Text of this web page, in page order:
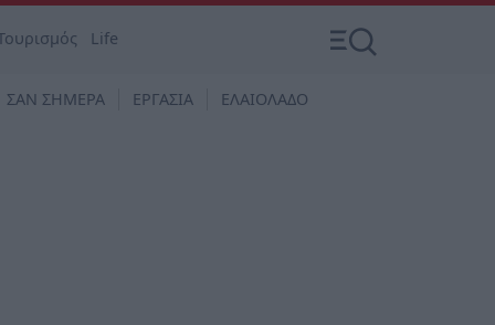
Life
ΣΑΝ ΣΗΜΕΡΑ ΕΡΓΑΣΙΑ ΕΛΑΙΟΛΑΔΟ